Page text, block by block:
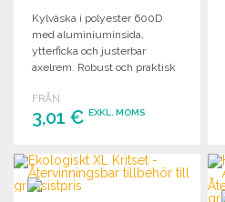
Kylväska i polyester 600D
med aluminiuminsida,
ytterficka och justerbar
axelrem. Robust och praktisk
FRÅN
3,01 € EXKL. MOMS
BESTÄLL
Begär offert